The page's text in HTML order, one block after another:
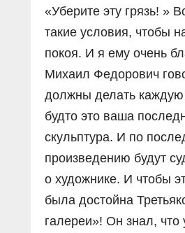
«Уберите эту грязь! »
такие условия, чтобы
покоя. И я ему очень
Михаил Федорович
должны делать каждую
будто это ваша
скульптура. И по
произведению будут
о художнике. И чтобы
была достойна
галереи»! Он знал, что